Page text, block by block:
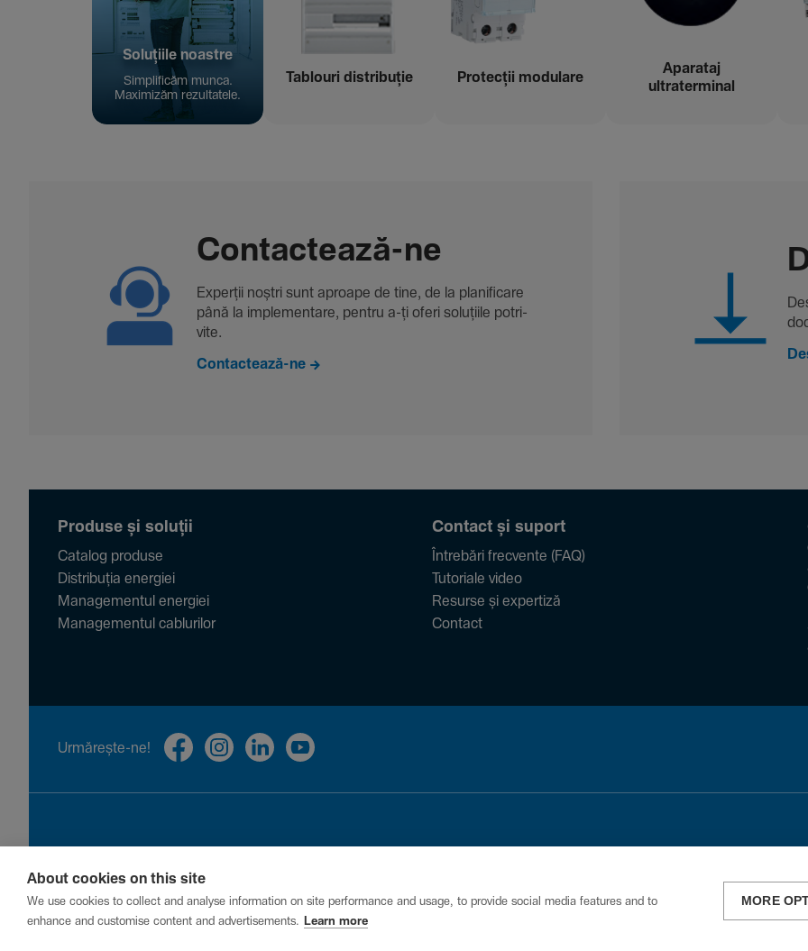
Solu­țiile noastre
Simpli­ficăm munca.
Maxi­mizăm rezul­ta­tele.
Tablouri distribuție Protecții modu­lare
Aparataj
ultraterminal
Contac­tează-ne
Experții noștri sunt aproape de tine, de la plani­fi­care
până la imple­men­tare, pentru a-ți oferi solu­țiile potri­
vite.
Contactează-ne
Produse și soluții
Catalog produse
Distribuția energiei
Managementul energiei
Managementul cablurilor
Contact și suport
Întrebări frecvente (FAQ)
Tutoriale video
Resurse și expertiză
Contact
Urmă­rește-ne!
Privacy Cookies
About cookies on this site
We use cookies to collect and analyse information on site performance and usage, to provide social media features and to
enhance and customise content and advertisements.
Learn more
MORE